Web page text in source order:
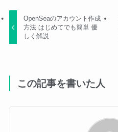
OpenSeaのアカウント作成
方法 はじめてでも簡単 優
しく解説
この記事を書いた人